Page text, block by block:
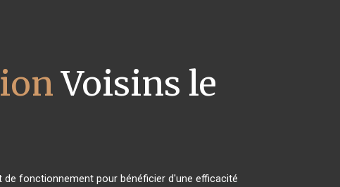
Voisins le
fonctionnement pour bénéficier d'une efficacité